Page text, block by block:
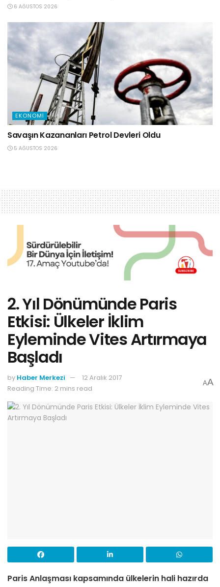
6 AĞUSTOS 2026
EKONOMI
Savaşın Kazananları Petrol Devleri Oldu
5 AĞUSTOS 2026
2. Yıl Dönümünde Paris
Etkisi: Ülkeler İklim
Eyleminde Vites Artırmaya
Başladı
by Haber Merkezi
12 Aralık 2017
Reading Time: 2 mins read
AA
Paris Anlaşması kapsamında ülkelerin hali hazırda